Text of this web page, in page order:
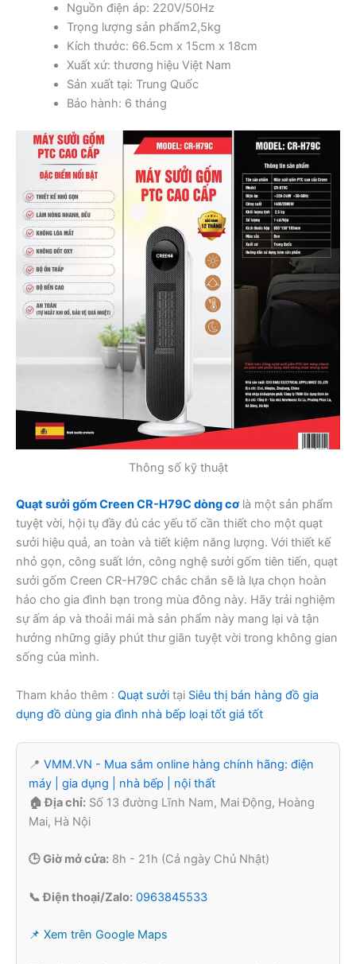
Nguồn điện áp: 220V/50Hz
Trọng lượng sản phẩm2,5kg
Kích thước: 66.5cm x 15cm x 18cm
Xuất xứ: thương hiệu Việt Nam
Sản xuất tại: Trung Quốc
Bảo hành: 6 tháng
Thông số kỹ thuật
Quạt sưởi gốm Creen CR-H79C dòng cơ là một sản phẩm
tuyệt vời, hội tụ đầy đủ các yếu tố cần thiết cho một quạt
sưởi hiệu quả, an toàn và tiết kiệm năng lượng. Với thiết kế
nhỏ gọn, công suất lớn, công nghệ sưởi gốm tiên tiến, quạt
sưởi gốm Creen CR-H79C chắc chắn sẽ là lựa chọn hoàn
hảo cho gia đình bạn trong mùa đông này. Hãy trải nghiệm
sự ấm áp và thoải mái mà sản phẩm này mang lại và tận
hưởng những giây phút thư giãn tuyệt vời trong không gian
sống của mình.
Tham khảo thêm : Quạt sưởi tại Siêu thị bán hàng đồ gia
dụng đồ dùng gia đình nhà bếp loại tốt giá tốt
📍 VMM.VN - Mua sắm online hàng chính hãng: điện
máy | gia dụng | nhà bếp | nội thất
🏠 Địa chỉ: Số 13 đường Lĩnh Nam, Mai Động, Hoàng
Mai, Hà Nội
🕒 Giờ mở cửa: 8h - 21h (Cả ngày Chủ Nhật)
📞 Điện thoại/Zalo: 0963845533
📌 Xem trên Google Maps